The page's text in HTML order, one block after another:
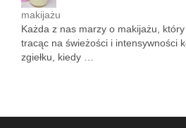
makijażu
Każda z nas marzy o makijażu,
tracąc na świeżości i intensywności
zgiełku, kiedy …